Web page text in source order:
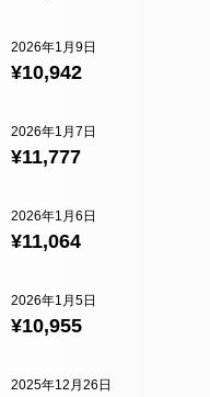
¥10,942
2026年1月9日
¥11,777
2026年1月7日
¥11,064
2026年1月6日
¥10,955
2026年1月5日
2025年12月26日